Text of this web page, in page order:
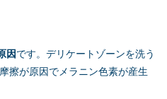
因です。デリケートゾーンを洗う
擦が原因でメラニン色素が産生